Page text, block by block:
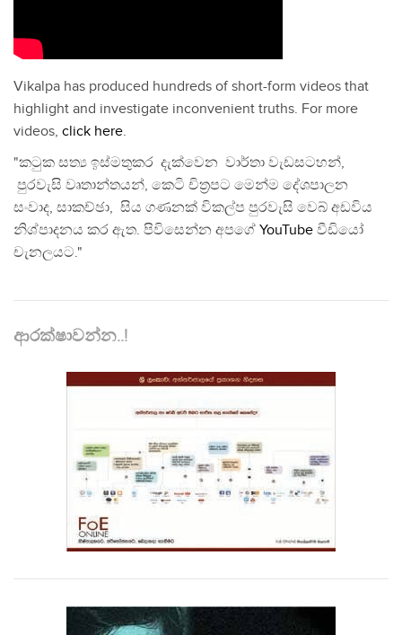
Vikalpa has produced hundreds of short-form videos that
highlight and investigate inconvenient truths. For more
videos, click here.
"කටුක සත්‍ය ඉස්මතුකර දැක්වෙන වාර්තා වැඩසටහන්,
පුරවැසි වෘතාන්තයන්, කෙටි චිත්‍රපට මෙන්ම දේශපාලන
සංවාද, සාකච්ඡා, සිය ගණනක් විකල්ප පුරවැසි වෙබ් අඩවිය
නිශ්පාදනය කර ඇත. පිවිසෙන්න අපගේ YouTube වීඩියෝ
චැනලයට."
ආරක්ෂාවන්න..!